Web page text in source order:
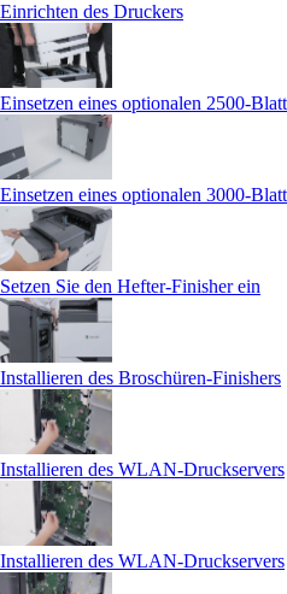
Einrichten des Druckers
Einsetzen eines optionalen
Einsetzen eines optionalen
Setzen Sie den Hefter-Finisher ein
Installieren des Broschüren-Finishers
Installieren des WLAN-Druckservers
Installieren des WLAN-Druckservers